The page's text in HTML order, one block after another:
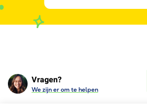
Vragen?
We zijn er om te helpen